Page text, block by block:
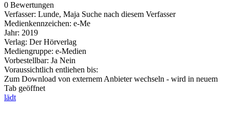
0 Bewertungen
Verfasser: Lunde, Maja Suche nach diesem Verfasser
Medienkennzeichen: e-Me
Jahr: 2019
Verlag: Der Hörverlag
Mediengruppe: e-Medien
Vorbestellbar: Ja Nein
Voraussichtlich entliehen bis:
Zum Download von externem Anbieter wechseln - wird in neuem
Tab geöffnet
lädt